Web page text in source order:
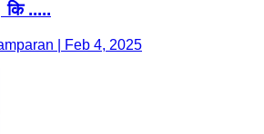
कि .....
| Feb 4, 2025